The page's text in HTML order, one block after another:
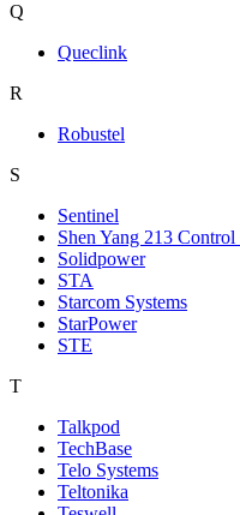
Q
Queclink
R
Robustel
S
Sentinel
Shen Yang 213
Solidpower
STA
Starcom Systems
StarPower
STE
T
Talkpod
TechBase
Telo Systems
Teltonika